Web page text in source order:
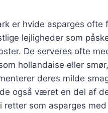
er hvide asparges ofte
lejligheder som
De serveres ofte
hollandaise eller
deres milde
også været en del af
retter som asparges